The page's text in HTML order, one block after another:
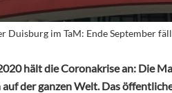
Duisburg im TaM: Ende September
hält die Coronakrise an: Die
der ganzen Welt. Das